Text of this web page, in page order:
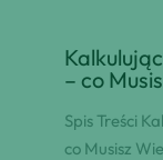
– co
Spis Treści
co Musisz